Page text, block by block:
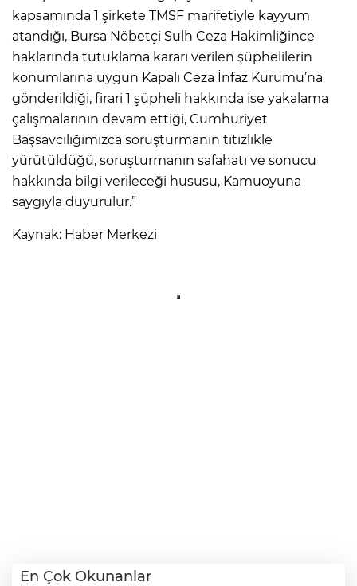
kapsamında 1 şirkete TMSF marifetiyle kayyum
atandığı, Bursa Nöbetçi Sulh Ceza Hakimliğince
haklarında tutuklama kararı verilen şüphelilerin
konumlarına uygun Kapalı Ceza İnfaz Kurumu’na
gönderildiği, firari 1 şüpheli hakkında ise yakalama
çalışmalarının devam ettiği, Cumhuriyet
Başsavcılığımızca soruşturmanın titizlikle
yürütüldüğü, soruşturmanın safahatı ve sonucu
hakkında bilgi verileceği hususu, Kamuoyuna
saygıyla duyurulur.”
Kaynak: Haber Merkezi
En Çok Okunanlar